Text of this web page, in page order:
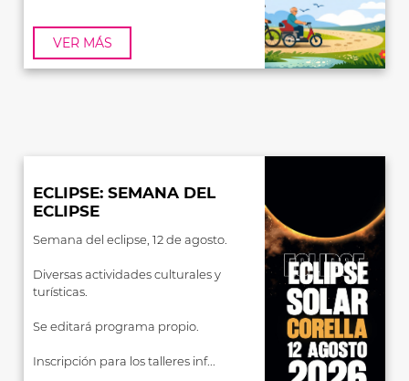
VER MÁS
ECLIPSE: SEMANA DEL
ECLIPSE
Semana del eclipse, 12 de agosto.
Diversas actividades culturales y
turísticas.
Se editará programa propio.
Inscripción para los talleres inf...